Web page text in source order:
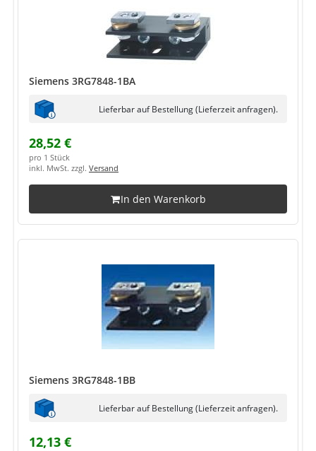
Siemens 3RG7848-1BA
Lieferbar auf Bestellung (Lieferzeit anfragen).
28,52 €
pro 1 Stück
inkl. MwSt. zzgl. Versand
In den Warenkorb
Siemens 3RG7848-1BB
Lieferbar auf Bestellung (Lieferzeit anfragen).
12,13 €